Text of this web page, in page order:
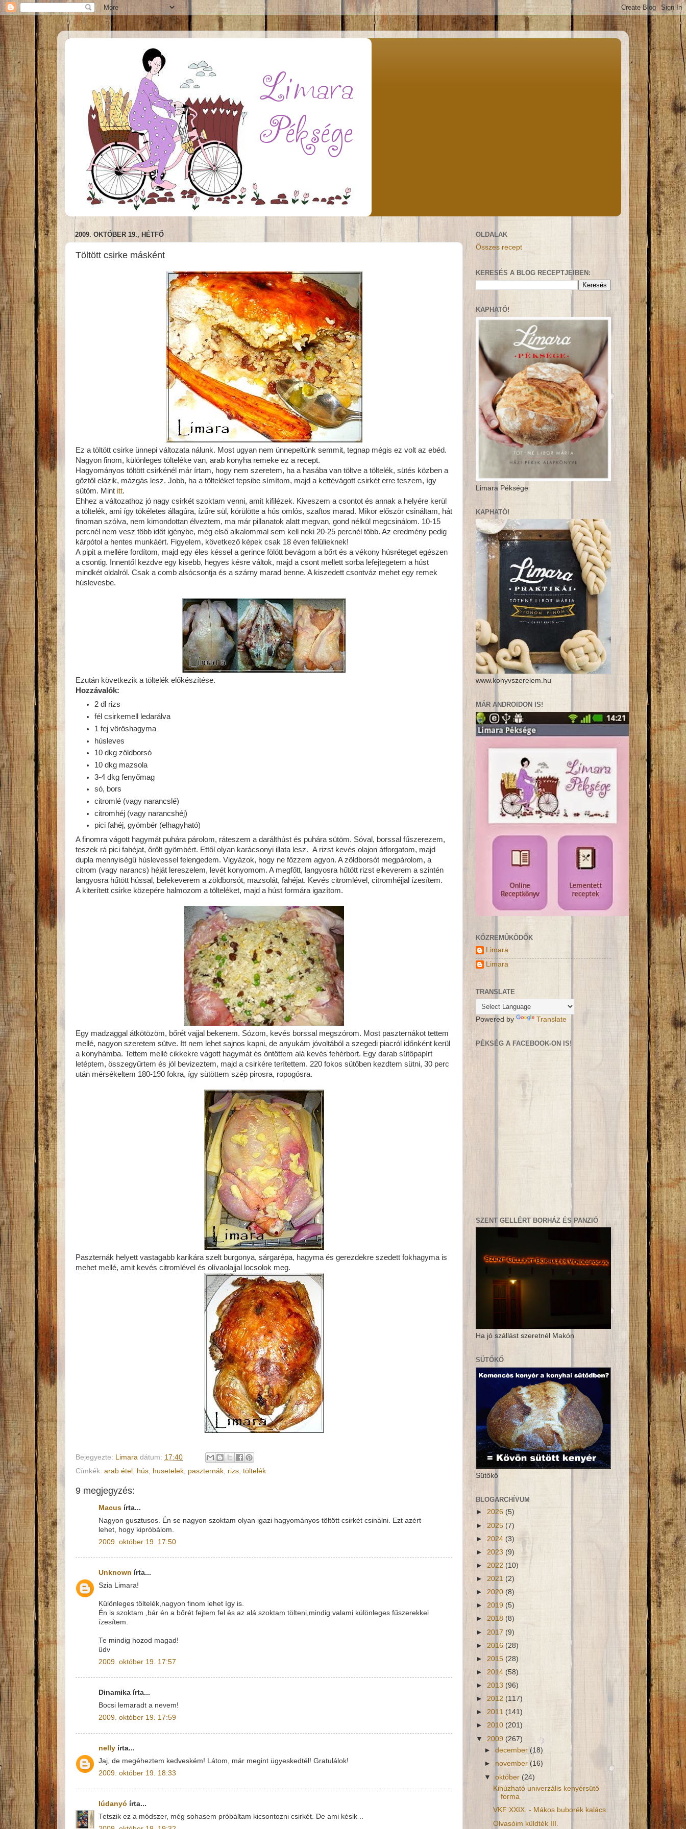
2009. OKTÓBER 19., HÉTFŐ
Töltött csirke másként
Ez a töltött csirke ünnepi változata nálunk. Most ugyan nem ünnepeltünk semmit, tegnap mégis ez volt az ebéd.
Nagyon finom, különleges tölteléke van, arab konyha remeke ez a recept.
Hagyományos töltött csirkénél már írtam, hogy nem szeretem, ha a hasába van töltve a töltelék, sütés közben a
gőztől elázik, mázgás lesz. Jobb, ha a tölteléket tepsibe símítom, majd a kettévágott csirkét erre teszem, így
sütöm. Mint itt.
Ehhez a változathoz jó nagy csirkét szoktam venni, amit kifilézek. Kiveszem a csontot és annak a helyére kerül
a töltelék, ami így tökéletes állagúra, ízűre sül, körülötte a hús omlós, szaftos marad. Mikor először csináltam, hát
finoman szólva, nem kimondottan élveztem, ma már pillanatok alatt megvan, gond nélkül megcsinálom. 10-15
percnél nem vesz több időt igénybe, még első alkalommal sem kell neki 20-25 percnél több. Az eredmény pedig
kárpótol a hentes munkáért. Figyelem, következő képek csak 18 éven felülieknek!
A pipit a mellére fordítom, majd egy éles késsel a gerince fölött bevágom a bőrt és a vékony húsréteget egészen
a csontig. Innentől kezdve egy kisebb, hegyes késre váltok, majd a csont mellett sorba lefejtegetem a húst
mindkét oldalról. Csak a comb alsócsontja és a szárny marad benne. A kiszedett csontváz mehet egy remek
húslevesbe.
Ezután következik a töltelék előkészítése.
Hozzávalók:
2 dl rizs
fél csirkemell ledarálva
1 fej vöröshagyma
húsleves
10 dkg zöldborsó
10 dkg mazsola
3-4 dkg fenyőmag
só, bors
citromlé (vagy narancslé)
citromhéj (vagy narancshéj)
pici fahéj, gyömbér (elhagyható)
A finomra vágott hagymát puhára párolom, ráteszem a darálthúst és puhára sütöm. Sóval, borssal fűszerezem,
teszek rá pici fahéjat, őrőlt gyömbért. Ettől olyan karácsonyi illata lesz. A rizst kevés olajon átforgatom, majd
dupla mennyiségű húslevessel felengedem. Vigyázok, hogy ne főzzem agyon. A zöldborsót megpárolom, a
citrom (vagy narancs) héját lereszelem, levét konyomom. A megfőtt, langyosra hűtött rizst elkeverem a szintén
langyosra hűtött hússal, belekeverem a zöldborsót, mazsolát, fahéjat. Kevés citromlével, citromhéjjal ízesítem.
A kiterített csirke közepére halmozom a tölteléket, majd a húst formára igazítom.
Egy madzaggal átkötözöm, bőrét vajjal bekenem. Sózom, kevés borssal megszórom. Most paszternákot tettem
mellé, nagyon szeretem sütve. Itt nem lehet sajnos kapni, de anyukám jóvoltából a szegedi piacról időnként kerül
a konyhámba. Tettem mellé cikkekre vágott hagymát és öntöttem alá kevés fehérbort. Egy darab sütőpapírt
letéptem, összegyűrtem és jól bevizeztem, majd a csirkére terítettem. 220 fokos sütőben kezdtem sütni, 30 perc
után mérsékeltem 180-190 fokra, így sütöttem szép pirosra, ropogósra.
Paszternák helyett vastagabb karikára szelt burgonya, sárgarépa, hagyma és gerezdekre szedett fokhagyma is
mehet mellé, amit kevés citromlével és olívaolajjal locsolok meg.
Bejegyezte: Limara dátum: 17:40
Címkék: arab étel , hús, husetelek, paszternák, rizs, töltelék
9 megjegyzés:
Macus írta...
Nagyon gusztusos. Én se nagyon szoktam olyan igazi hagyományos töltött csirkét csinálni. Ezt azért
lehet, hogy kipróbálom.
2009. október 19. 17:50
Unknown írta...
Szia Limara!
Különleges töltelék,nagyon finom lehet így is.
Én is szoktam ,bár én a bőrét fejtem fel és az alá szoktam tölteni,mindig valami különleges fűszerekkel
ízesítem.
Te mindig hozod magad!
üdv
2009. október 19. 17:57
Dinamika írta...
Bocsi lemaradt a nevem!
2009. október 19. 17:59
nelly írta...
Jaj, de megéheztem kedveském! Látom, már megint ügyeskedtél! Gratulálok!
2009. október 19. 18:33
lúdanyó írta...
Tetszik ez a módszer, még sohasem próbáltam kicsontozni csirkét. De ami késik ..
OLDALAK
Összes recept
KERESÉS A BLOG RECEPTJEIBEN:
KAPHATÓ!
Limara Péksége
KAPHATÓ!
www.konyvszerelem.hu
MÁR ANDROIDON IS!
KÖZREMŰKÖDŐK
Limara
Limara
TRANSLATE
Powered by Translate
PÉKSÉG A FACEBOOK-ON IS!
SZENT GELLÉRT BORHÁZ ÉS PANZIÓ
Ha jó szállást szeretnél Makón
SÜTŐKŐ
Sütőkő
BLOGARCHÍVUM
► 2026 (5)
► 2025 (7)
► 2024 (3)
► 2023 (9)
► 2022 (10)
► 2021 (2)
► 2020 (8)
► 2019 (5)
► 2018 (8)
► 2017 (9)
► 2016 (28)
► 2015 (28)
► 2014 (58)
► 2013 (96)
► 2012 (117)
► 2011 (141)
► 2010 (201)
▼ 2009 (267)
►december (18)
► november(16)
▼október (24)
Kihúzható univerzális kenyérsütő
forma
VKF XXIX. - Mákos buborék kalács
Olvasóim küldték III.